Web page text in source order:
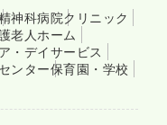
神科病院クリニック
老人ホーム
・デイサービス
ンター保育園・学校